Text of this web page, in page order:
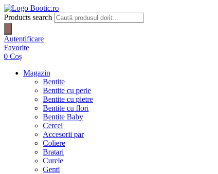
Products search
Autentificare
Favorite
0 Coș
Magazin
Bentite
Bentite cu perle
Bentite cu pietre
Bentite cu flori
Bentite Baby
Cercei
Accesorii par
Coliere
Bratari
Curele
Genti